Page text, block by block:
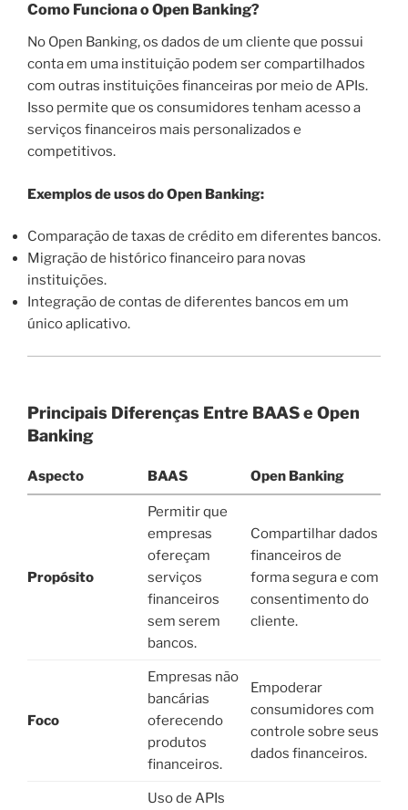
Como Funciona o Open Banking?
No Open Banking, os dados de um cliente que possui
conta em uma instituição podem ser compartilhados
com outras instituições financeiras por meio de APIs.
Isso permite que os consumidores tenham acesso a
serviços financeiros mais personalizados e
competitivos.
Exemplos de usos do Open Banking:
Comparação de taxas de crédito em diferentes bancos.
Migração de histórico financeiro para novas
instituições.
Integração de contas de diferentes bancos em um
único aplicativo.
Principais Diferenças Entre BAAS e Open
Banking
Aspecto BAAS Open Banking
Propósito
Permitir que
empresas
ofereçam
serviços
financeiros
sem serem
bancos.
Compartilhar dados
financeiros de
forma segura e com
consentimento do
cliente.
Foco
Empresas não
bancárias
oferecendo
produtos
financeiros.
Empoderar
consumidores com
controle sobre seus
dados financeiros.
Uso de APIs